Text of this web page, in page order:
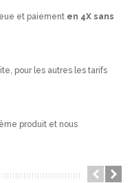
et paiement en 4X sans
pour les autres les tarifs
produit et nous